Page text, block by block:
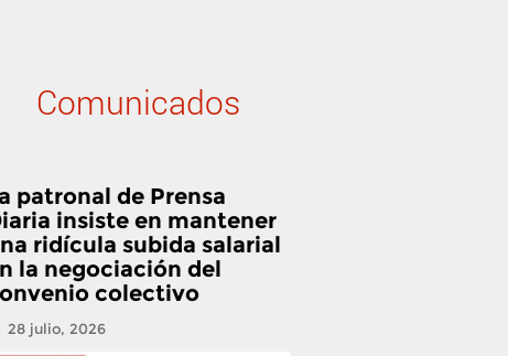
Comunicados
patronal de Prensa
insiste en mantener
ridícula subida salarial
la negociación del
colectivo
28 julio, 2026